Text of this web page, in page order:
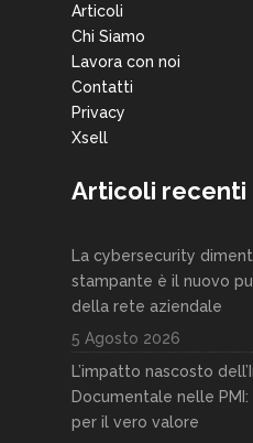
Articoli
Chi Siamo
Lavora con noi
Contatti
Privacy
Xsell
Articoli recenti
La cybersecurity
stampante è il nuovo
della rete aziendale
5 Agosto 2026
L’impatto nascosto
Documentale nelle
per il vero valore